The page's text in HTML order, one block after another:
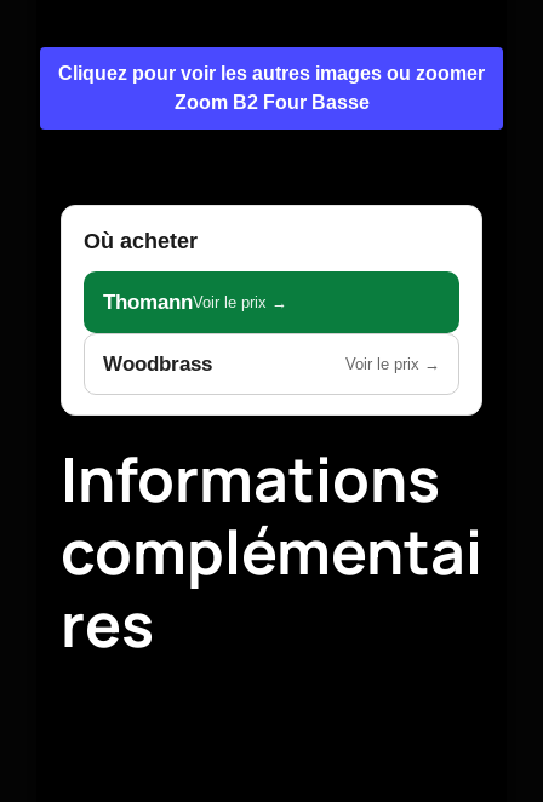
Cliquez pour voir les autres images ou zoomer
Zoom B2 Four Basse
Où acheter
ThomannVoir le prix →
Woodbrass Voir le prix →
Informations
complémentai
res